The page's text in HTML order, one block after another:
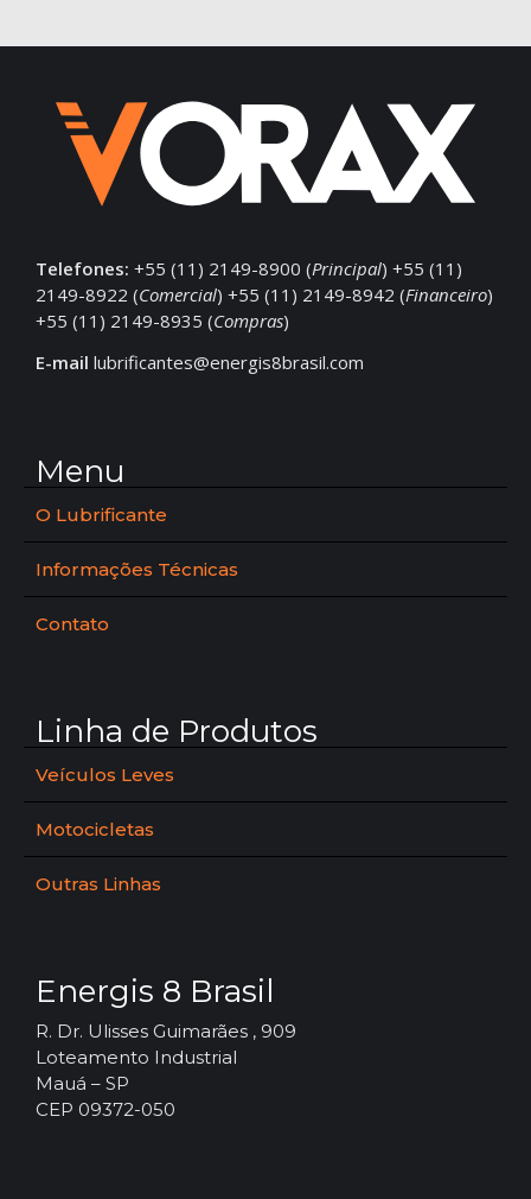
Telefones: +55 (11) 2149-8900 (Principal) +55 (11)
2149-8922 (Comercial) +55 (11) 2149-8942 (Financeiro)
+55 (11) 2149-8935 (Compras)
E-mail lubrificantes@energis8brasil.com
Menu
O Lubrificante
Informações Técnicas
Contato
Linha de Produtos
Veículos Leves
Motocicletas
Outras Linhas
Energis 8 Brasil
R. Dr. Ulisses Guimarães , 909
Loteamento Industrial
Mauá – SP
CEP 09372-050